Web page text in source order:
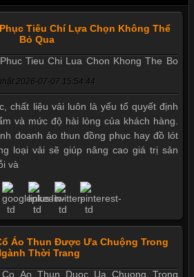
Tiêu Chí Lựa Chọn Không Thể
Bỏ Qua
2026-07-07 15:54:44
chất liệu vải luôn là yếu tố quyết định
và mức độ hài lòng của khách hàng.
doanh áo thun đồng phục hay đồ lót
loại vải sẽ giúp nâng cao giá trị sản
và
Áo Thun Được Ưa Chuộng Trong
Thời Trang